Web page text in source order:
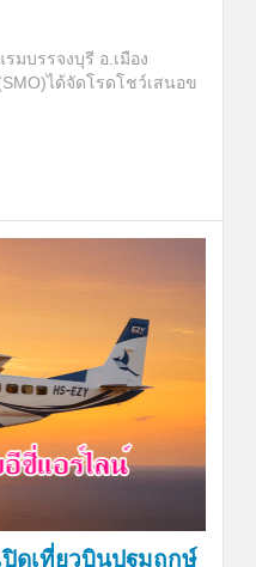
มบรรจงบุรี อ.เมือง
ได้จัดโรดโชว์เสนอข
ดเที่ยวบินปฐมฤกษ์